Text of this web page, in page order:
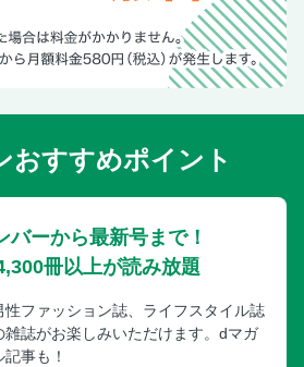
如院（下京区）
区、山科区
蓮院門跡（東山区）
）／芬陀院（東山区）
剛寺（東山区）
おすすめポイント
バーから最新号まで！
冊以上が読み放題
ファッション誌、ライフスタイル誌
雑誌がお楽しみいただけます。dマガ
事も！